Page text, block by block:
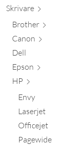
Skrivare
Brother
Canon
Dell
Epson
HP
Envy
Laserjet
Officejet
Pagewide